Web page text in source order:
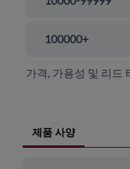
100000+
가격, 가용성 및 리드
제품 사양